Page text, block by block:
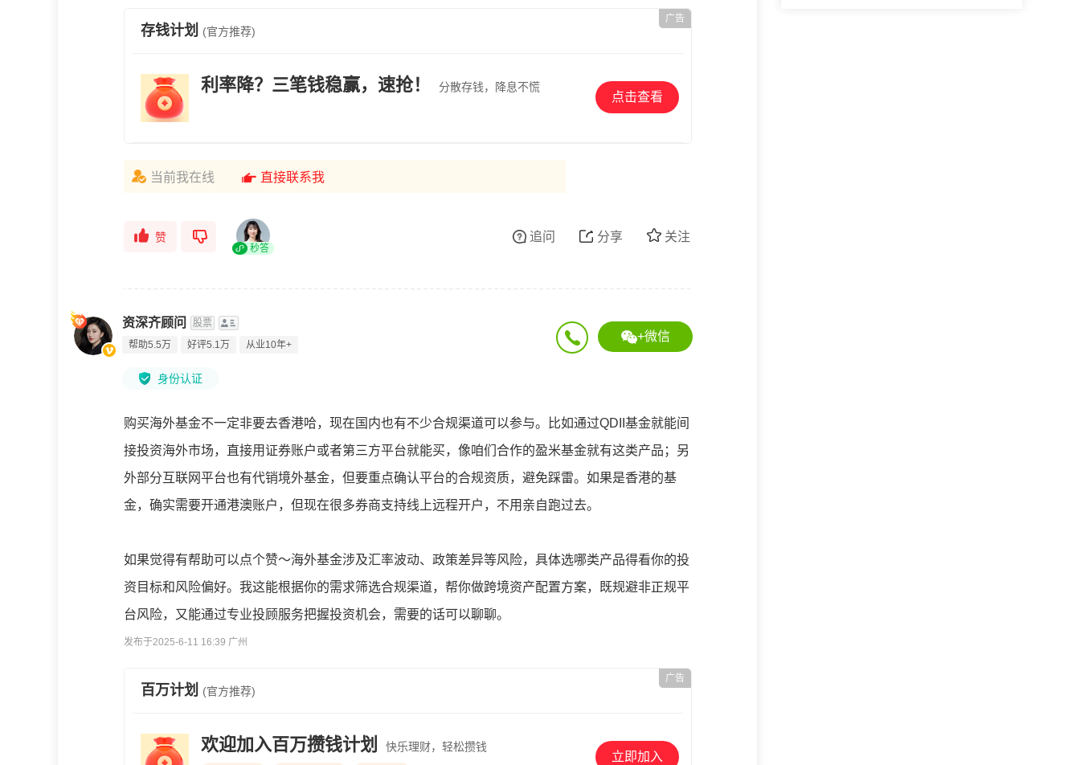
存钱计划 (官方推荐)
利率降？三笔钱稳赢，速抢！ 分散存钱，降息不慌
点击查看
广告
当前我在线 直接联系我
赞
秒答
关注
分享
追问
+微信
资深齐顾问
股票
帮助5.5万
好评5.1万 从业10年+
身份认证
购买海外基金不一定非要去香港哈，现在国内也有不少合规渠道可以参与。比如通过QDII基金就能间
接投资海外市场，直接用证券账户或者第三方平台就能买，像咱们合作的盈米基金就有这类产品；另
外部分互联网平台也有代销境外基金，但要重点确认平台的合规资质，避免踩雷。如果是香港的基
金，确实需要开通港澳账户，但现在很多券商支持线上远程开户，不用亲自跑过去。
如果觉得有帮助可以点个赞～海外基金涉及汇率波动、政策差异等风险，具体选哪类产品得看你的投
资目标和风险偏好。我这能根据你的需求筛选合规渠道，帮你做跨境资产配置方案，既规避非正规平
台风险，又能通过专业投顾服务把握投资机会，需要的话可以聊聊。
发布于2025-6-11 16:39 广州
百万计划 (官方推荐)
欢迎加入百万攒钱计划 快乐理财，轻松攒钱
立即加入
广告